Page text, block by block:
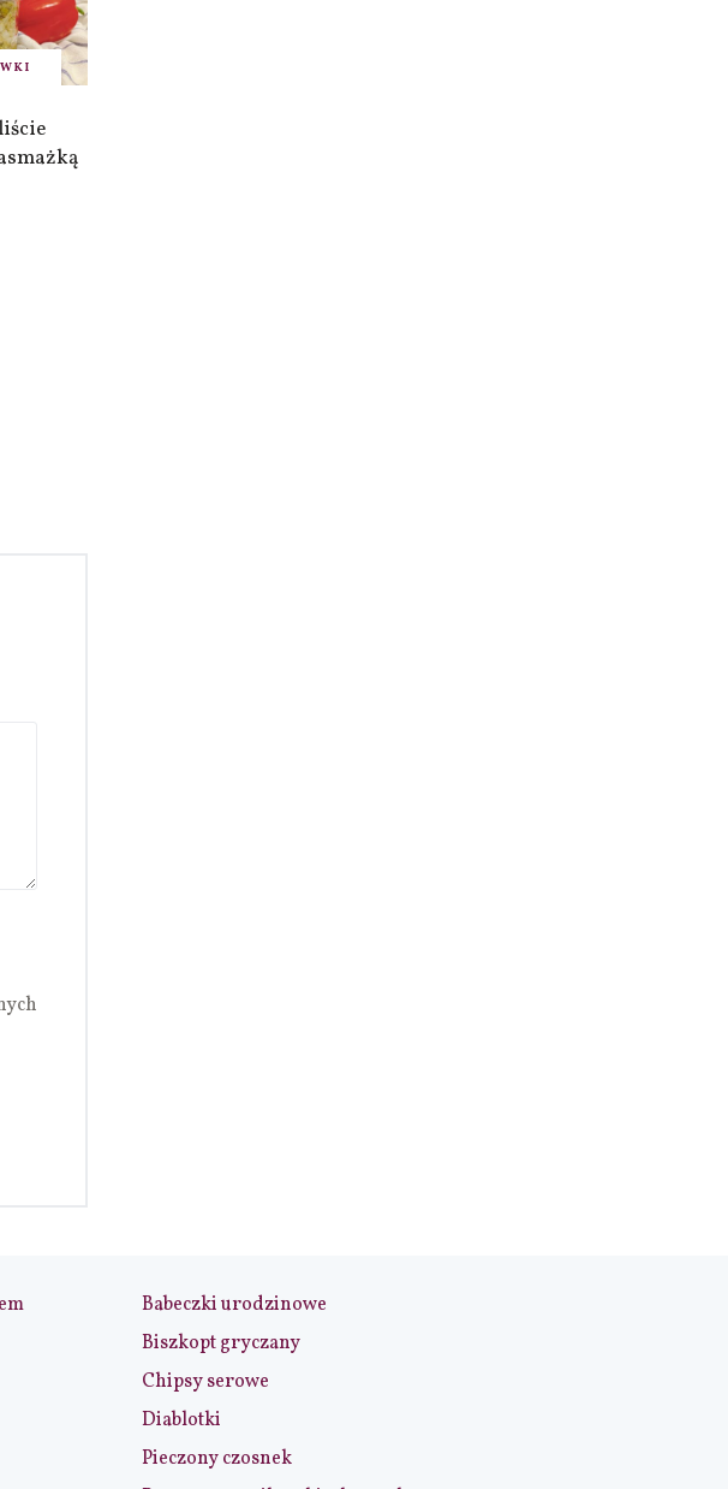
Babeczki urodzinowe
Biszkopt gryczany
Chipsy serowe
Diablotki
Pieczony czosnek